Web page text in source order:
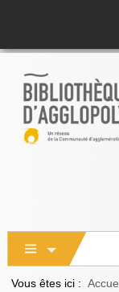
Vous êtes ici :